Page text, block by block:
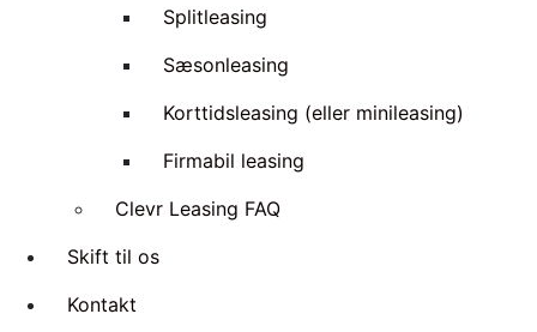
Splitleasing
Sæsonleasing
Korttidsleasing (eller minileasing)
Firmabil leasing
Clevr Leasing FAQ
Skift til os
Kontakt